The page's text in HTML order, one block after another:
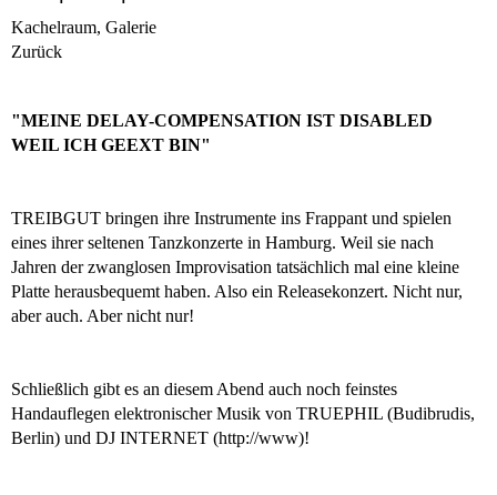
Kachelraum, Galerie
Zurück
"MEINE DELAY-COMPENSATION IST DISABLED
WEIL ICH GEEXT BIN"
TREIBGUT bringen ihre Instrumente ins Frappant und spielen
eines ihrer seltenen Tanzkonzerte in Hamburg. Weil sie nach
Jahren der zwanglosen Improvisation tatsächlich mal eine kleine
Platte herausbequemt haben. Also ein Releasekonzert. Nicht nur,
aber auch. Aber nicht nur!
Schließlich gibt es an diesem Abend auch noch feinstes
Handauflegen elektronischer Musik von TRUEPHIL (Budibrudis,
Berlin) und DJ INTERNET (http://www)!